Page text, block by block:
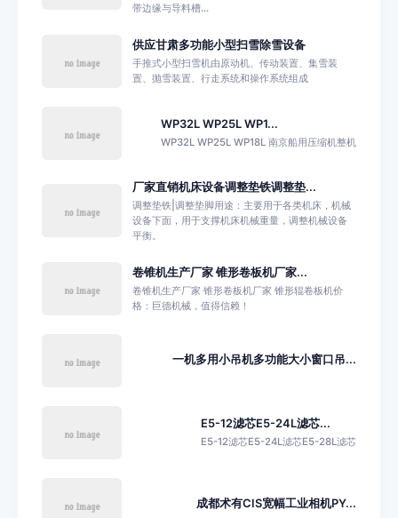
带边缘与导料槽...
供应甘肃多功能小型扫雪除雪设备
手推式小型扫雪机由原动机、传动装置、集雪装
置、抛雪装置、行走系统和操作系统组成
WP32L WP25L WP1...
WP32L WP25L WP18L 南京船用压缩机整机
厂家直销机床设备调整垫铁调整垫...
调整垫铁|调整垫脚用途：主要用于各类机床，机械
设备下面，用于支撑机床机械重量，调整机械设备
平衡。
卷锥机生产厂家 锥形卷板机厂家...
卷锥机生产厂家 锥形卷板机厂家 锥形辊卷板机价
格：巨德机械，值得信赖！
一机多用小吊机多功能大小窗口吊...
E5-12滤芯E5-24L滤芯...
E5-12滤芯E5-24L滤芯E5-28L滤芯
成都术有CIS宽幅工业相机PY...